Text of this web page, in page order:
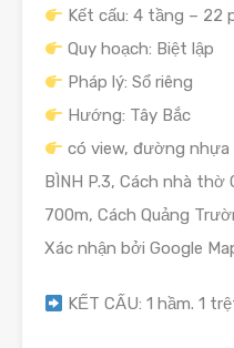
Kết cấu: 4 tầng – 22
Quy hoạch: Biệt lập
Pháp lý: Sổ riêng
Hướng: Tây Bắc
có view, đường nhựa
BÌNH P.3, Cách nhà thờ
700m, Cách Quảng
Xác nhận bởi Google
KẾT CẤU: 1 hầm. 1